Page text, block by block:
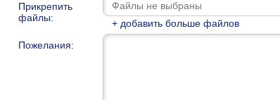
Прикрепить
файлы:
+ добавить больше файлов
Пожелания: